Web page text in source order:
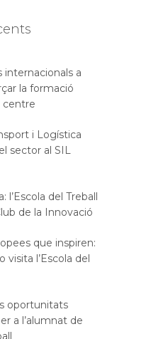
a
la formació
centre
i Logística
sector al SIL
l’Escola del Treball
de la Innovació
que inspiren:
visita l’Escola del
oportunitats
a l’alumnat de